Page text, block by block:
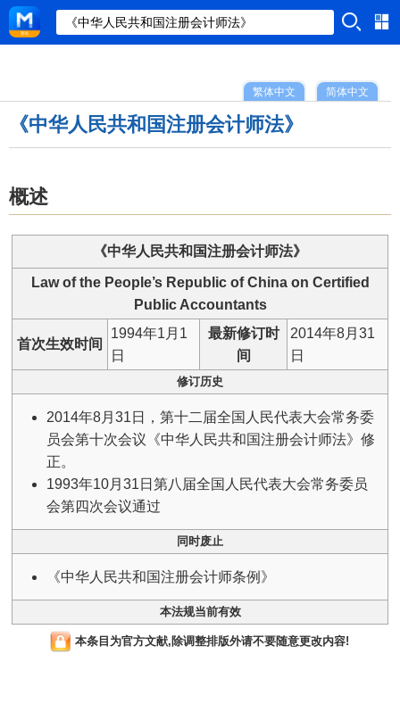
简体中文
繁体中文
《中华人民共和国注册会计师法》
概述
《中华人民共和国注册会计师法》
Law of the People’s Republic of China on Certified
Public Accountants
首次生效时间
1994年1月1
日
最新修订时
间
2014年8月31
日
修订历史
2014年8月31日，第十二届全国人民代表大会常务委
员会第十次会议《中华人民共和国注册会计师法》修
正。
1993年10月31日第八届全国人民代表大会常务委员
会第四次会议通过
同时废止
《中华人民共和国注册会计师条例》
本法规当前有效
本条目为官方文献,除调整排版外请不要随意更改内容!